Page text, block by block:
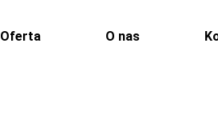
Oferta O nas